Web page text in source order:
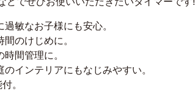
敏なお子様にも安心。
のけじめに。
間管理に。
インテリアにもなじみやすい。
。